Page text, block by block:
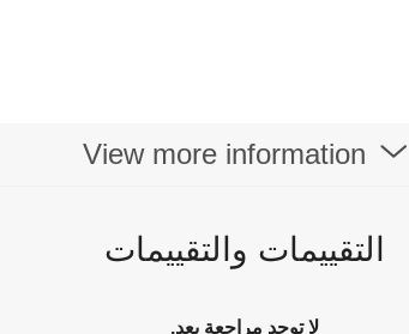
View more information
التقييمات والتقييمات
لا توجد مراجعة بعد.